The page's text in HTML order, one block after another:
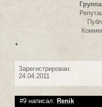
Группа
+
Зарегистрирован:
24.04.2011
#9 написал: Renik